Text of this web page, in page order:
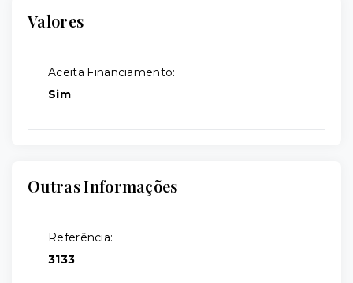
Valores
Aceita Financiamento:
Sim
Outras Informações
Referência:
3133